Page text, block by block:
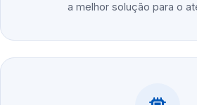
a melhor solução para o